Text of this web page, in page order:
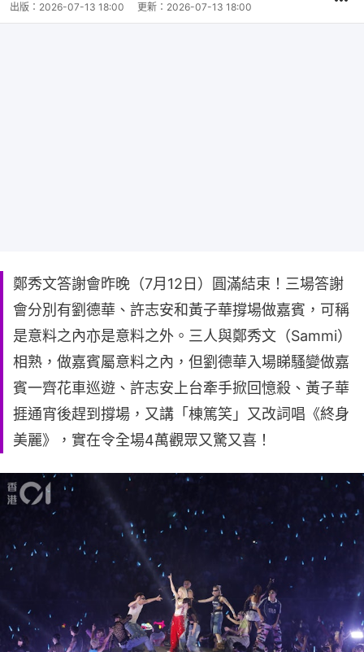
出版： 2026-07-13 18:00 更新： 2026-07-13 18:00
鄭秀文答謝會昨晚（7月12日）圓滿結束！三場答謝
會分別有劉德華、許志安和黃子華撐場做嘉賓，可稱
是意料之內亦是意料之外。三人與鄭秀文（Sammi）
相熟，做嘉賓屬意料之內，但劉德華入場睇騷變做嘉
賓一齊花車巡遊、許志安上台牽手掀回憶殺、黃子華
捱通宵後趕到撐場，又講「棟篤笑」又改詞唱《終身
美麗》，實在令全場4萬觀眾又驚又喜！